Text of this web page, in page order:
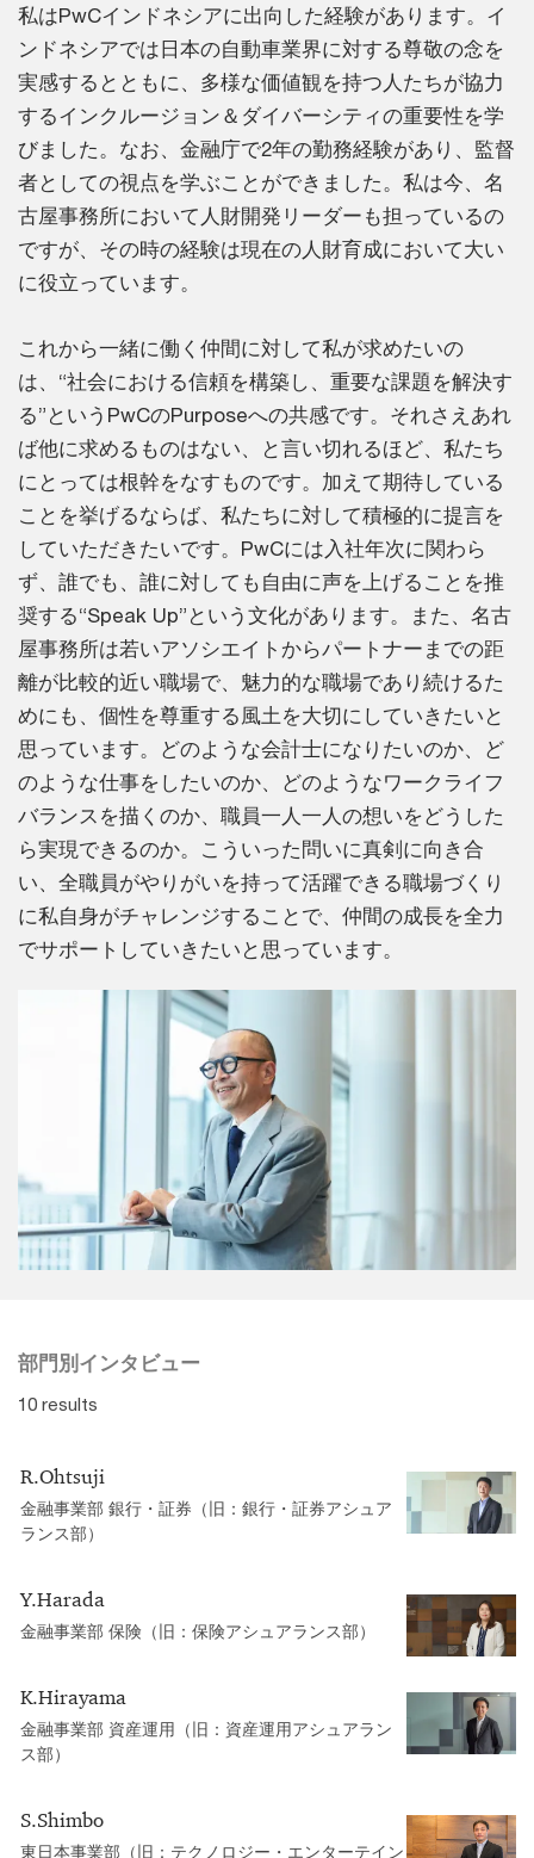
私はPwCインドネシアに出向した経験があります。イ
ンドネシアでは日本の自動車業界に対する尊敬の念を
実感するとともに、多様な価値観を持つ人たちが協力
するインクルージョン＆ダイバーシティの重要性を学
びました。なお、金融庁で2年の勤務経験があり、監督
者としての視点を学ぶことができました。私は今、名
古屋事務所において人財開発リーダーも担っているの
ですが、その時の経験は現在の人財育成において大い
に役立っています。
これから一緒に働く仲間に対して私が求めたいの
は、“社会における信頼を構築し、重要な課題を解決す
る”というPwCのPurposeへの共感です。それさえあれ
ば他に求めるものはない、と言い切れるほど、私たち
にとっては根幹をなすものです。加えて期待している
ことを挙げるならば、私たちに対して積極的に提言を
していただきたいです。PwCには入社年次に関わら
ず、誰でも、誰に対しても自由に声を上げることを推
奨する“Speak Up”という文化があります。また、名古
屋事務所は若いアソシエイトからパートナーまでの距
離が比較的近い職場で、魅力的な職場であり続けるた
めにも、個性を尊重する風土を大切にしていきたいと
思っています。どのような会計士になりたいのか、ど
のような仕事をしたいのか、どのようなワークライフ
バランスを描くのか、職員一人一人の想いをどうした
ら実現できるのか。こういった問いに真剣に向き合
い、全職員がやりがいを持って活躍できる職場づくり
に私自身がチャレンジすることで、仲間の成長を全力
でサポートしていきたいと思っています。
部門別インタビュー
10 results
R.Ohtsuji
金融事業部 銀行・証券（旧：銀行・証券アシュア
ランス部）
Y.Harada
金融事業部 保険（旧：保険アシュアランス部）
K.Hirayama
金融事業部 資産運用（旧：資産運用アシュアラン
ス部）
S.Shimbo
東日本事業部（旧：テクノロジー・エンターテイン